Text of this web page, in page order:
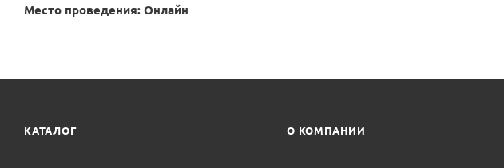
Место проведения: Онлайн
КАТАЛОГ О КОМПАНИИ